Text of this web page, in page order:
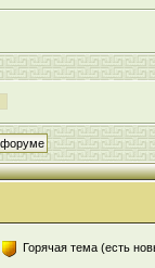
Горячая тема (есть